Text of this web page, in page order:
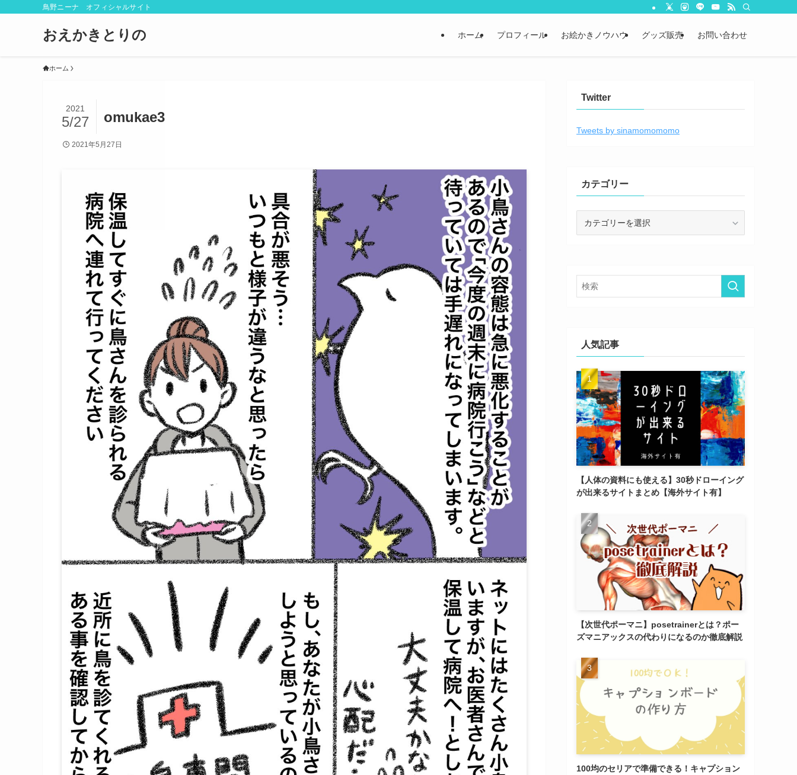
鳥野ニーナ オフィシャルサイト
おえかきとりの ホーム プロフィール お絵かきノウハウ グッズ販売 お問い合わせ
ホーム
omukae3
2021
5/27
2021年5月27日
Twitter
Tweets by sinamomomomo
カテゴリー
人気記事
【人体の資料にも使える】30秒ドローイング
が出来るサイトまとめ【海外サイト有】
【次世代ポーマニ】posetrainerとは？ポー
ズマニアックスの代わりになるのか徹底解説
100均のセリアで準備できる！キャプション